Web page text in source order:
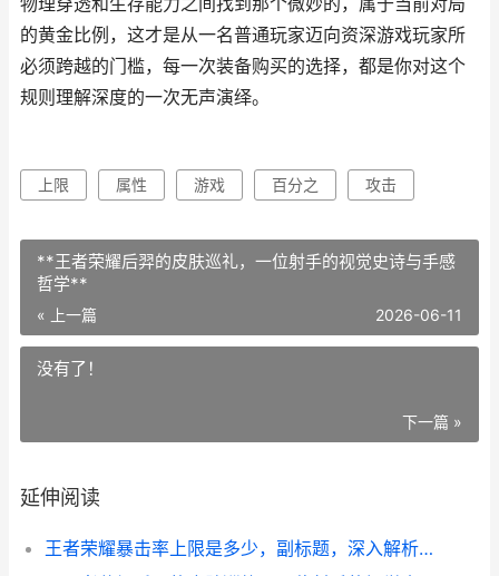
的黄金比例，这才是从一名普通玩家迈向资深游戏玩家所
必须跨越的门槛，每一次装备购买的选择，都是你对这个
规则理解深度的一次无声演绎。
上限 属性 游戏 百分之 攻击
**王者荣耀后羿的皮肤巡礼，一位射手的视觉史诗与手感
哲学**
« 上一篇 2026-06-11
没有了！
下一篇 »
延伸阅读
王者荣耀暴击率上限是多少，副标题，深入解析暴击机制与实战意义